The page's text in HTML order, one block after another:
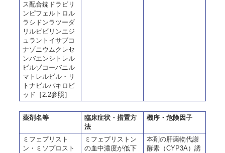
ス配合錠ドラビリ
ンピフェルトロル
ラシドンラツーダ
リルピビリンエジ
ュラントイサブコ
ナゾニウムクレセ
ンバエンシトレル
ビルゾコーバニル
マトレルビル・リ
トナビルパキロビ
ッド［2.2参照］
薬剤名等
臨床症状・措置方
法
機序・危険因子
ミフェプリスト
ン・ミソプロスト
ミフェプリストン
の血中濃度が低下
本剤の肝薬物代謝
酵素（CYP3A）誘